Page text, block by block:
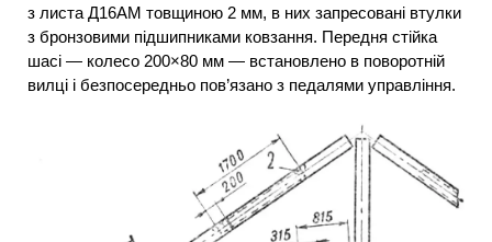
з листа Д16АМ товщиною 2 мм, в них запресовані втулки
з бронзовими підшипниками ковзання. Передня стійка
шасі — колесо 200×80 мм — встановлено в поворотній
вилці і безпосередньо пов’язано з педалями управління.